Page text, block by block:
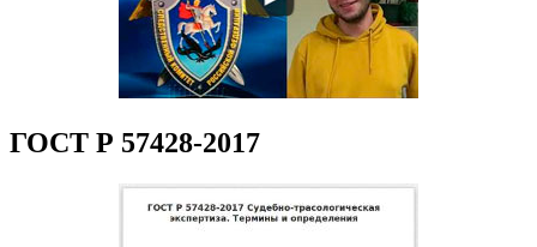
ГОСТ Р 57428-2017